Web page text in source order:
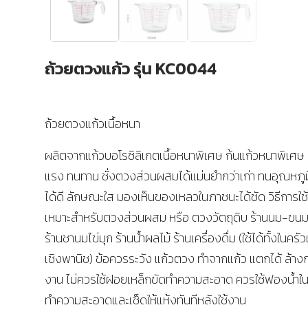
ถ้วยตวงแก้ว รุ่น KC0044
ถ้วยตวงแก้วเนื้อหนา
ผลิตจากแก้วบอโรซิลิเกตเนื้อหนาพิเศษ ก้นแก้วหนาพิเศ
แรง ทนทาน ชั่งตวงส่วนผสมได้แม่นยำกว่าเก่า ทนอุณห
ได้ดี ลักษณะใส มองเห็นของเหลวในภาชนะได้ชัด วิธีการใ
เหมาะสำหรับตวงส่วนผสม หรือ ตวงวัตถุดิบ ร้านนม-ขน
ร้านชานมไข่มุก ร้านน้ำผลไม้ ร้านเครื่องดื่ม (ใช้ได้ทั้งในครั
เชิงพานิช) ข้อควรระวัง แก้วตวง ทำจากแก้ว แตกได้ ล้าง
งาน ไม่ควรใช้ฝอยเหล็กขัดทำความสะอาด ควรใช้ฟองน้ำใ
ทำความสะอาดและเช็ดให้แห้งทันทีหลังใช้งาน